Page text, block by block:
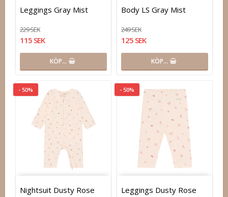
Leggings Gray Mist
229 SEK
115 SEK
KÖP…
Body LS Gray Mist
249 SEK
125 SEK
KÖP…
- 50%
Nightsuit Dusty Rose
- 50%
Leggings Dusty Rose